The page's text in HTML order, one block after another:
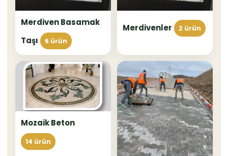
Merdiven Basamak
Taşı
6 ürün
Merdivenler 2 ürün
Mozaik Beton
14 ürün